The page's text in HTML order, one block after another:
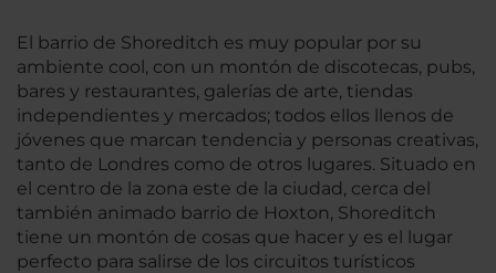
El barrio de Shoreditch es muy popular por su
ambiente cool, con un montón de discotecas, pubs,
bares y restaurantes, galerías de arte, tiendas
independientes y mercados; todos ellos llenos de
jóvenes que marcan tendencia y personas creativas,
tanto de Londres como de otros lugares. Situado en
el centro de la zona este de la ciudad, cerca del
también animado barrio de Hoxton, Shoreditch
tiene un montón de cosas que hacer y es el lugar
perfecto para salirse de los circuitos turísticos